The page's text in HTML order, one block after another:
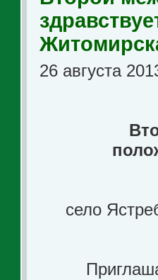
26 августа
село